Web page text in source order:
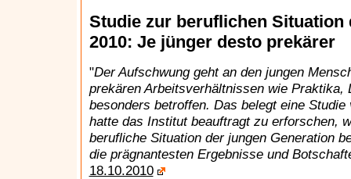
Studie zur beruflichen Situation
2010: Je jünger desto prekärer
"Der Aufschwung geht an den jungen
prekären Arbeitsverhältnissen wie Praktika,
besonders betroffen. Das belegt eine
hatte das Institut beauftragt zu erforschen,
berufliche Situation der jungen Generation
die prägnantesten Ergebnisse und
18.10.2010